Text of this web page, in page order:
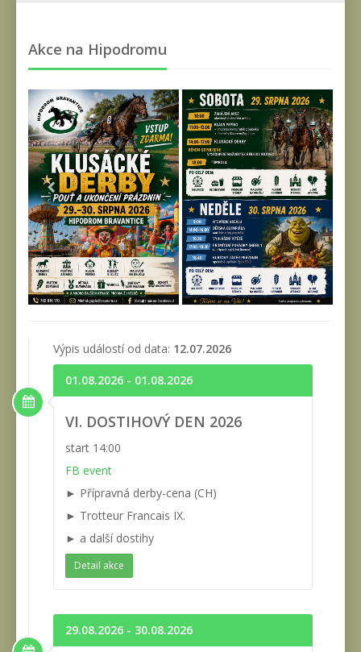
Akce na Hipodromu
Výpis událostí od data: 12.07.2026
01.08.2026 - 01.08.2026
VI. DOSTIHOVÝ DEN 2026
start 14:00
FB event
► Přípravná derby-cena (CH)
► Trotteur Francais IX.
► a další dostihy
Detail akce
29.08.2026 - 30.08.2026